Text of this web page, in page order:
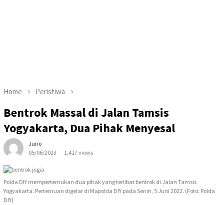
Home Peristiwa
Bentrok Massal di Jalan Tamsis
Yogyakarta, Dua Pihak Menyesal
Juno
05/06/2023
1,417 views
Polda DIY mempertemukan dua pihak yang terlibat bentrok di Jalan Tamsis
Yogyakarta. Pertemuan digelar di Mapolda DIY pada Senin, 5 Juni 2022. (Foto: Polda
DIY)